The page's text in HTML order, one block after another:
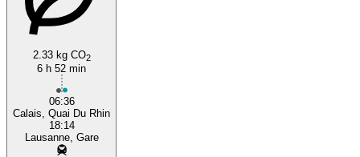
2.33 kg CO2
6 h 52 min
06:36
Calais, Quai Du Rhin
18:14
Lausanne, Gare